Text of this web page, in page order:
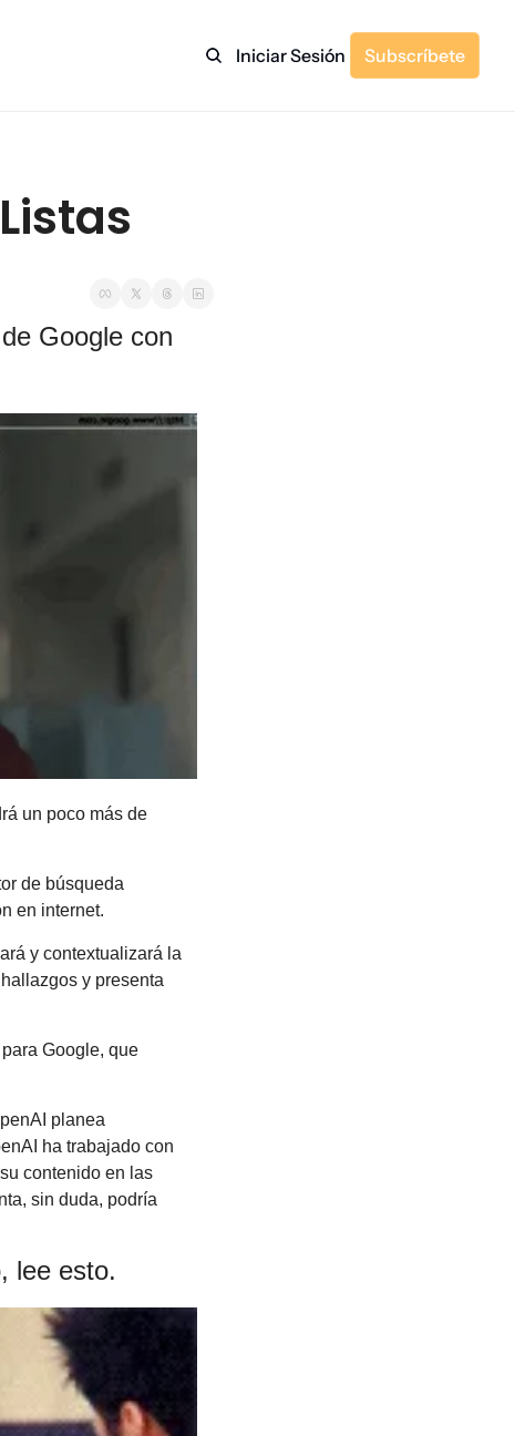
Iniciar Sesión Subscríbete
Google con
un poco más de
de búsqueda
en internet.
y contextualizará la
y presenta
Google, que
planea
ha trabajado con
contenido en las
sin duda, podría
lee esto.